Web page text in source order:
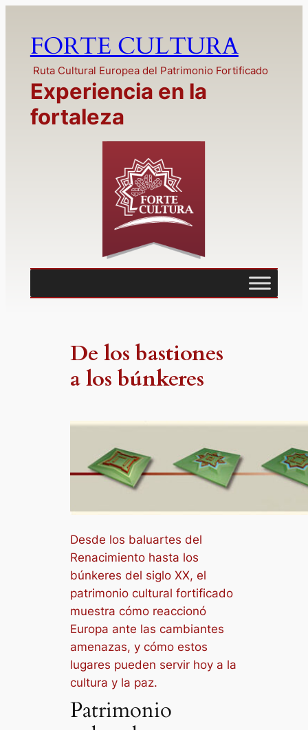
FORTE CULTURA
Ruta Cultural Europea del Patrimonio Fortificado
Experiencia en la
fortaleza
De los bastiones
a los búnkeres
Desde los baluartes del
Renacimiento hasta los
búnkeres del siglo XX, el
patrimonio cultural fortificado
muestra cómo reaccionó
Europa ante las cambiantes
amenazas, y cómo estos
lugares pueden servir hoy a la
cultura y la paz.
Patrimonio